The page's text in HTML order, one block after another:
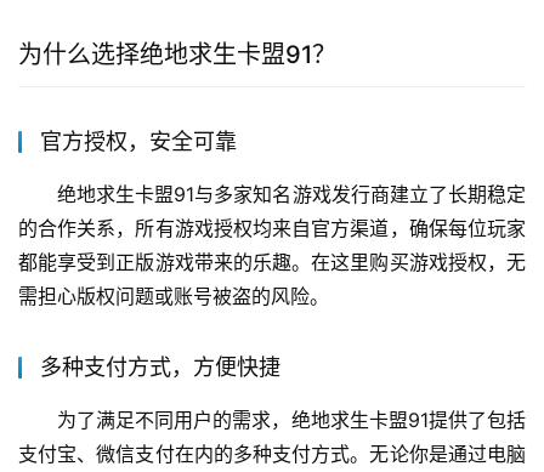
为什么选择绝地求生卡盟91？
官方授权，安全可靠
绝地求生卡盟91与多家知名游戏发行商建立了长期稳定
的合作关系，所有游戏授权均来自官方渠道，确保每位玩家
都能享受到正版游戏带来的乐趣。在这里购买游戏授权，无
需担心版权问题或账号被盗的风险。
多种支付方式，方便快捷
为了满足不同用户的需求，绝地求生卡盟91提供了包括
支付宝、微信支付在内的多种支付方式。无论你是通过电脑